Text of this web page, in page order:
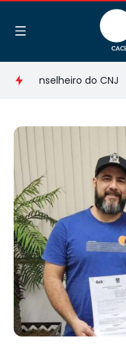
conselheiro do CNJ